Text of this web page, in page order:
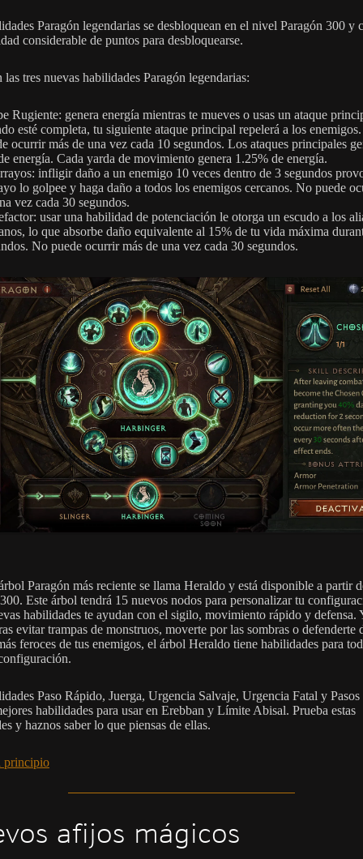
Paragón legendarias se desbloquean en el nivel Paragón 300 y
considerable de puntos para desbloquearse.
las tres nuevas habilidades Paragón legendarias:
Rugiente: genera energía mientras te mueves o usas un ataque
esté completa, tu siguiente ataque principal repelerá a los
ocurrir más de una vez cada 10 segundos. Los ataques principales
energía. Cada yarda de movimiento genera 1.25% de energía.
infligir daño a un enemigo 10 veces dentro de 3 segundos
lo golpee y haga daño a todos los enemigos cercanos. No puede
vez cada 30 segundos.
usar una habilidad de potenciación le otorga un escudo a los
lo que absorbe daño equivalente al 15% de tu vida máxima
No puede ocurrir más de una vez cada 30 segundos.
Paragón más reciente se llama Heraldo y está disponible a partir
Este árbol tendrá 15 nuevos nodos para personalizar tu
habilidades te ayudan con el sigilo, movimiento rápido y defensa.
evitar trampas de monstruos, moverte por las sombras o defenderte
feroces de tus enemigos, el árbol Heraldo tiene habilidades para
Paso Rápido, Juerga, Urgencia Salvaje, Urgencia Fatal y
habilidades para usar en Erebban y Límite Abisal. Prueba estas
y haznos saber lo que piensas de ellas.
principio
afijos mágicos